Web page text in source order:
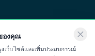
องคุณ
เว็บไซต์และเพิ่มประสบการณ์